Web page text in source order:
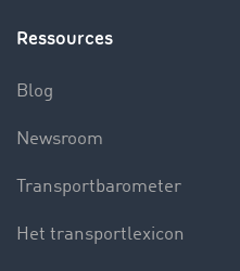
Ressources
Blog
Newsroom
Transportbarometer
Het transportlexicon